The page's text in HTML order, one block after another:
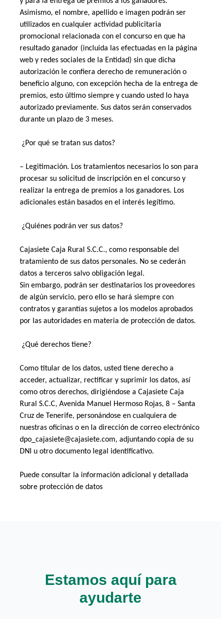
Asimismo, el nombre, apellido e imagen podrán ser
utilizados en cualquier actividad publicitaria
promocional relacionada con el concurso en que ha
resultado ganador (incluida las efectuadas en la página
web y redes sociales de la Entidad) sin que dicha
autorización le confiera derecho de remuneración o
beneficio alguno, con excepción hecha de la entrega de
premios, esto último siempre y cuando usted lo haya
autorizado previamente. Sus datos serán conservados
durante un plazo de 3 meses.
¿Por qué se tratan sus datos?
– Legitimación. Los tratamientos necesarios lo son para
procesar su solicitud de inscripción en el concurso y
realizar la entrega de premios a los ganadores. Los
adicionales están basados en el interés legítimo.
¿Quiénes podrán ver sus datos?
Cajasiete Caja Rural S.C.C., como responsable del
tratamiento de sus datos personales. No se cederán
datos a terceros salvo obligación legal.
Sin embargo, podrán ser destinatarios los proveedores
de algún servicio, pero ello se hará siempre con
contratos y garantías sujetos a los modelos aprobados
por las autoridades en materia de protección de datos.
¿Qué derechos tiene?
Como titular de los datos, usted tiene derecho a
acceder, actualizar, rectificar y suprimir los datos, así
como otros derechos, dirigiéndose a Cajasiete Caja
Rural S.C.C, Avenida Manuel Hermoso Rojas, 8 – Santa
Cruz de Tenerife, personándose en cualquiera de
nuestras oficinas o en la dirección de correo electrónico
dpo_cajasiete@cajasiete.com, adjuntando copia de su
DNI u otro documento legal identificativo.
Puede consultar la información adicional y detallada
sobre protección de datos
Estamos aquí para
ayudarte